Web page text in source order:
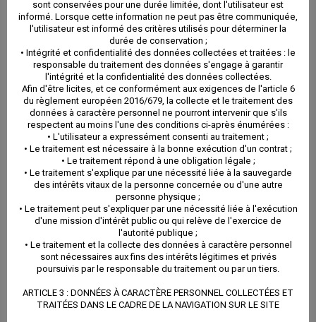
Liens utiles :
https://www.agglopole.fr/
sont conservées pour une durée limitée, dont l'utilisateur est
informé. Lorsque cette information ne peut pas être communiquée,
l'utilisateur est informé des critères utilisés pour déterminer la
durée de conservation ;
• Intégrité et confidentialité des données collectées et traitées : le
responsable du traitement des données s'engage à garantir
l'intégrité et la confidentialité des données collectées.
Afin d'être licites, et ce conformément aux exigences de l'article 6
du règlement européen 2016/679, la collecte et le traitement des
données à caractère personnel ne pourront intervenir que s'ils
respectent au moins l'une des conditions ci-après énumérées :
• L'utilisateur a expressément consenti au traitement ;
• Le traitement est nécessaire à la bonne exécution d'un contrat ;
• Le traitement répond à une obligation légale ;
• Le traitement s'explique par une nécessité liée à la sauvegarde
des intérêts vitaux de la personne concernée ou d'une autre
personne physique ;
• Le traitement peut s'expliquer par une nécessité liée à l'exécution
d'une mission d'intérêt public ou qui relève de l'exercice de
l'autorité publique ;
• Le traitement et la collecte des données à caractère personnel
sont nécessaires aux fins des intérêts légitimes et privés
poursuivis par le responsable du traitement ou par un tiers.
ARTICLE 3 : DONNÉES À CARACTÈRE PERSONNEL COLLECTÉES ET
TRAITÉES DANS LE CADRE DE LA NAVIGATION SUR LE SITE